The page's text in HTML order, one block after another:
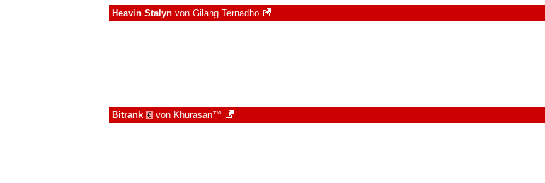
Heavin Stalyn von Gilang Ternadho
Bitrank € von Khurasan™